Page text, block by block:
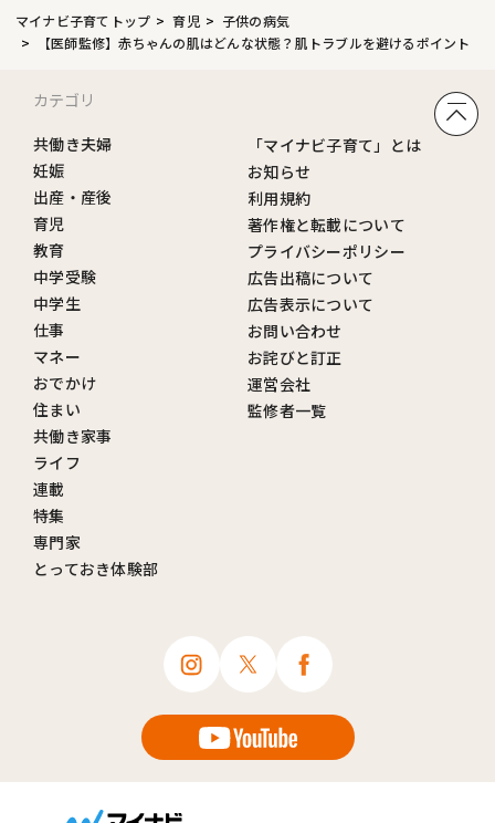
マイナビ子育てトップ 育児
子供の病気
【医師監修】赤ちゃんの肌はどんな状態？肌トラブルを避けるポイント
カテゴリ
共働き夫婦
妊娠
出産・産後
育児
教育
中学受験
中学生
仕事
マネー
おでかけ
住まい
共働き家事
ライフ
連載
特集
専門家
とっておき体験部
「マイナビ子育て」とは
お知らせ
利用規約
著作権と転載について
プライバシーポリシー
広告出稿について
広告表示について
お問い合わせ
お詫びと訂正
運営会社
監修者一覧